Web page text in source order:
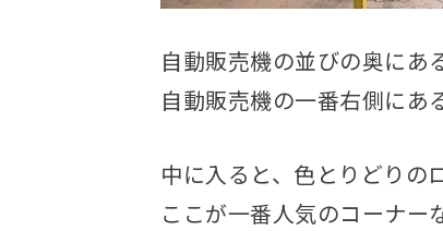
自動販売機の並びの奥にあ
自動販売機の一番右側にあ
中に入ると、色とりどりの
ここが一番人気のコーナー